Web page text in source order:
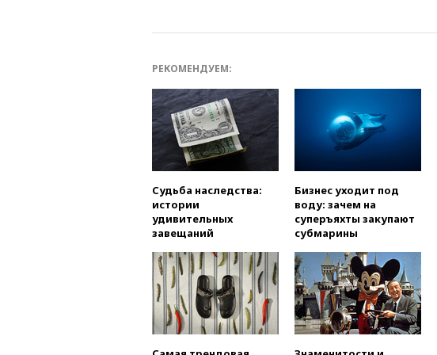
РЕКОМЕНДУЕМ:
Судьба наследства:
истории
удивительных
завещаний
Бизнес уходит под
воду: зачем на
суперъяхты закупают
субмарины